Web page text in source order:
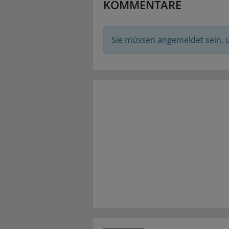
KOMMENTARE
Sie müssen angemeldet